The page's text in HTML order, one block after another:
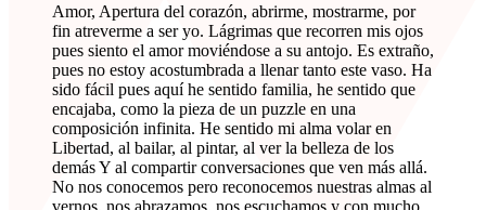
Amor, Apertura del corazón, abrirme, mostrarme, por
fin atreverme a ser yo. Lágrimas que recorren mis ojos
pues siento el amor moviéndose a su antojo. Es extraño,
pues no estoy acostumbrada a llenar tanto este vaso. Ha
sido fácil pues aquí he sentido familia, he sentido que
encajaba, como la pieza de un puzzle en una
composición infinita. He sentido mi alma volar en
Libertad, al bailar, al pintar, al ver la belleza de los
demás Y al compartir conversaciones que ven más allá.
No nos conocemos pero reconocemos nuestras almas al
vernos, nos abrazamos, nos escuchamos y con mucho